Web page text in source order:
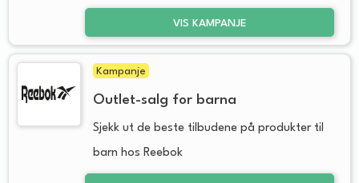
VIS KAMPANJE
Kampanje
Outlet-salg for barna
Sjekk ut de beste tilbudene på produkter til
barn hos Reebok